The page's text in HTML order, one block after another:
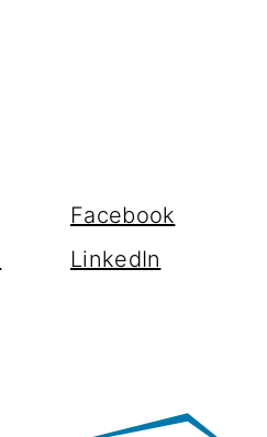
Facebook
LinkedIn